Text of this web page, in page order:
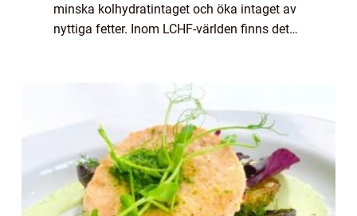
minska kolhydratintaget och öka intaget av
nyttiga fetter. Inom LCHF-världen finns det